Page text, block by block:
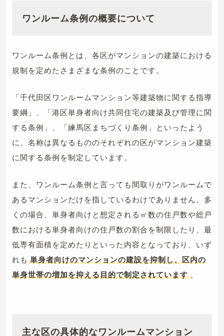
ワンルーム条例の概要について
ワンルーム条例とは、各区がマンションの建築における
規制を定めたさまざまな条例のことです。
「千代田区ワンルームマンション等建築物に関する指導
要綱」、「港区単身者向け共同住宅の建築及び管理に関
する条例」、「練馬区まちづくり条例」といったよう
に、名称は異なるもののそれぞれの区がマンション建築
に関する条例を制定しています。
また、ワンルーム条例と言っても間取りがワンルームで
あるマンションだけを指しているわけでありません。多
くの場合、単身者向けと想定される㎡数の住戸数や総戸
数における単身者向けの住戸数の割合を制限したり、最
低専有面積を定めたりといった内容となっており、いず
れも 単身者向けのマンションの建設を抑制し、区内の
単身世帯の増加を抑える目的で制定されています 。
主な区の具体的なワンルームマンション